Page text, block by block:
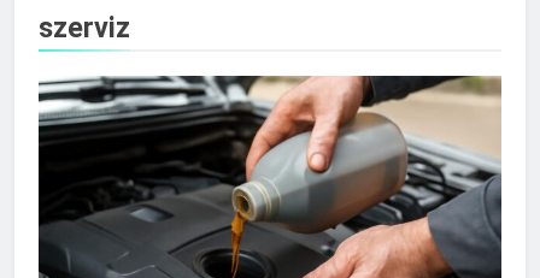
1 Nap Ezelőtt
Mikor kell büfiztetni a
babát?
1 Nap Ezelőtt
Mennyi cement kell?
2 Nap Ezelőtt
Mit jelent a thm hogy kell
számolni?
szerviz